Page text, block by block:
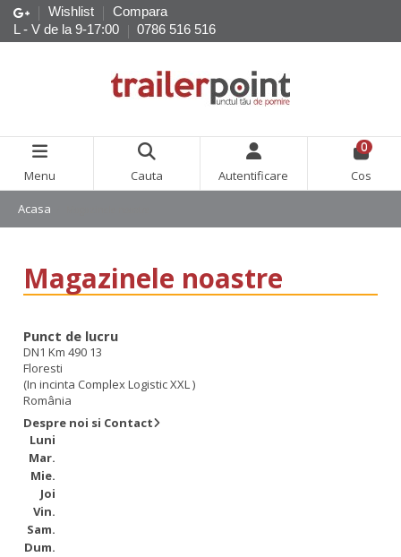
Wishlist
Compara
L - V de la 9-17:00
0786 516 516
Menu Cauta Autentificare
0
Cos
Acasa
Magazinele noastre
Punct de lucru
DN1 Km 490 13
Floresti
(In incinta Complex Logistic XXL )
România
Despre noi si Contact
Luni
Mar.
Mie.
Joi
Vin.
Sam.
Dum.